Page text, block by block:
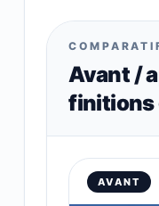
Avant /
finitions
AVANT